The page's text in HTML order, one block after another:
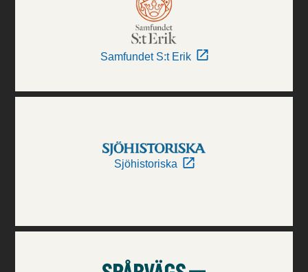
Samfundet S:t Erik
Sjöhistoriska